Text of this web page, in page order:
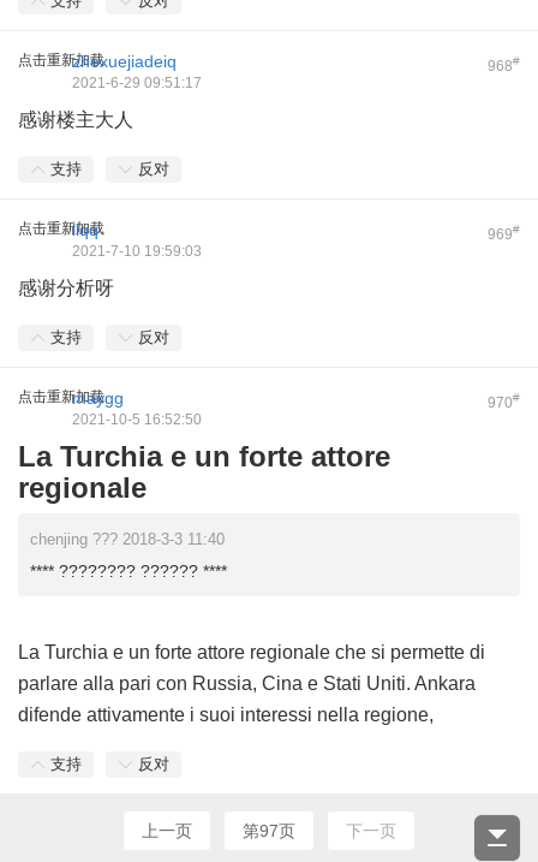
点击重新加载 968#
zhexuejiadeiq
2021-6-29 09:51:17
感谢楼主大人
支持 反对
点击重新加载 969#
llqq
2021-7-10 19:59:03
感谢分析呀
支持 反对
点击重新加载 970#
maygg
2021-10-5 16:52:50
La Turchia e un forte attore
regionale
chenjing ??? 2018-3-3 11:40
**** ???????? ?????? ****
La Turchia e un forte attore regionale che si permette di
parlare alla pari con Russia, Cina e Stati Uniti. Ankara
difende attivamente i suoi interessi nella regione,
支持 反对
上一页 第97页 下一页